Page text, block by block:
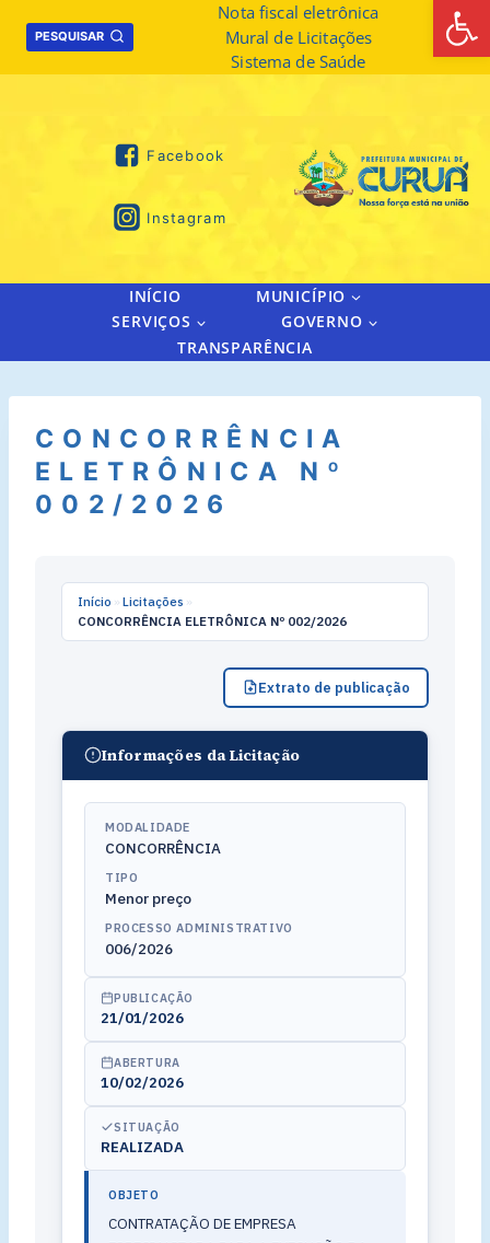
PESQUISAR
Nota fiscal eletrônica
Mural de Licitações
Sistema de Saúde
Facebook
Instagram
INÍCIO
MUNICÍPIO
SERVIÇOS
GOVERNO
TRANSPARÊNCIA
CONCORRÊNCIA
ELETRÔNICA Nº
002/2026
Início » Licitações »
CONCORRÊNCIA ELETRÔNICA Nº 002/2026
Extrato de publicação
Informações da Licitação
MODALIDADE
CONCORRÊNCIA
TIPO
Menor preço
PROCESSO ADMINISTRATIVO
006/2026
PUBLICAÇÃO
21/01/2026
ABERTURA
10/02/2026
SITUAÇÃO
REALIZADA
OBJETO
CONTRATAÇÃO DE EMPRESA